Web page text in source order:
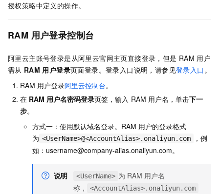
授权策略中定义的操作。
RAM 用户登录控制台
阿里云主账号登录是从阿里云官网主页直接登录，但是 RAM 用户
需从 RAM 用户登录页面登录。登录入口说明，请参见登录入口 。
RAM 用户登录阿里云控制台。
在 RAM 用户名密码登录页签 ，输入 RAM 用户名，单击下一
步。
方式一：使用默认域名登录。RAM 用户的登录格式
为 <UserName>@<AccountAlias>.onaliyun.com
，例
如：username@company-alias.onaliyun.com。
说明 <UserName> 为 RAM 用户名
称，
<AccountAlias>.onaliyun.com